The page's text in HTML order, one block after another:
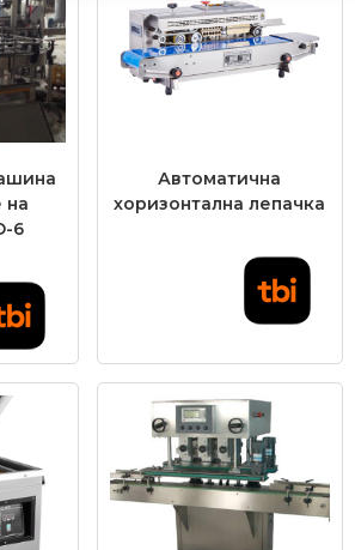
на
6
Автоматична
хоризонтална лепачка